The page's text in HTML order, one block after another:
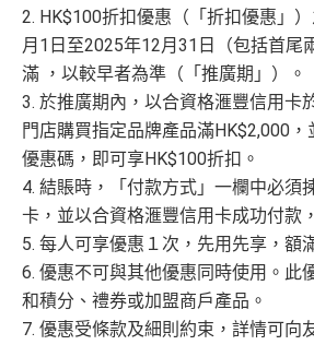
2. HK$100折扣優惠（「折扣優惠」
月1日至2025年12月31日（包括首尾
滿 ，以較早者為準（「推廣期」）。
3. 於推廣期內，以合資格滙豐信用卡
門店購買指定品牌產品滿HK$2,000
優惠碼，即可享HK$100折扣。
4. 結賬時，「付款方式」一欄中必須
卡，並以合資格滙豐信用卡成功付款
5. 每人可享優惠１次，先用先享，額
6. 優惠不可與其他優惠同時使用。此
和積分、禮券或加盟商戶產品。
7. 優惠受條款及細則約束，詳情可向